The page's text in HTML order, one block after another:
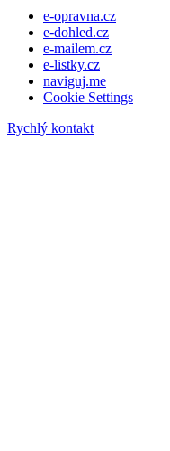
e-opravna.cz
e-dohled.cz
e-mailem.cz
e-listky.cz
naviguj.me
Cookie Settings
Rychlý kontakt